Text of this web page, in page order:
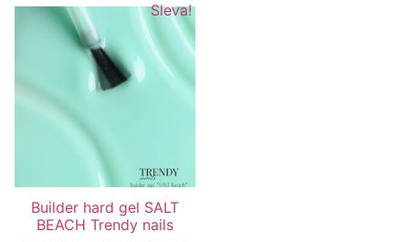
Sleva!
Builder hard gel SALT
BEACH Trendy nails